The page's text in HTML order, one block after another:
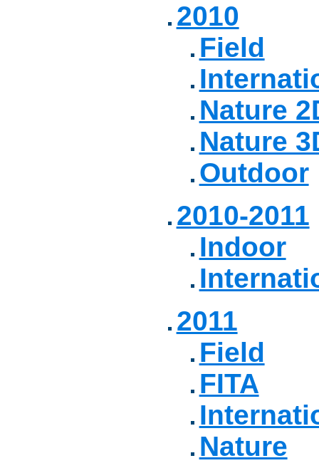
2010
Field
Nature
Nature
Outdoor
2010-2011
Indoor
2011
Field
FITA
Nature